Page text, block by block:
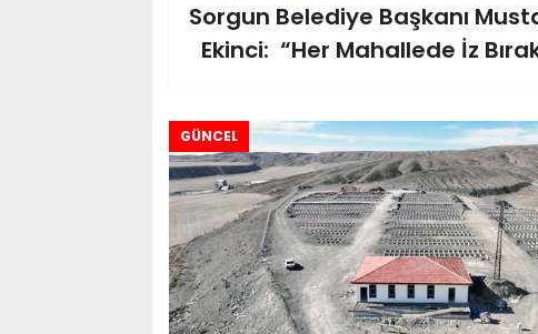
Sorgun Belediye Başkanı
Ekinci: “Her Mahallede İz
GÜNCEL